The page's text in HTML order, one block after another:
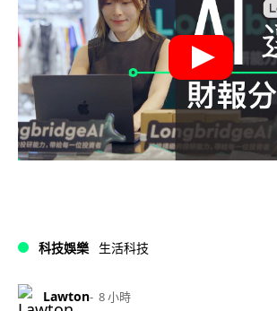
科技娛樂 生活科技
Lawton 8 小時